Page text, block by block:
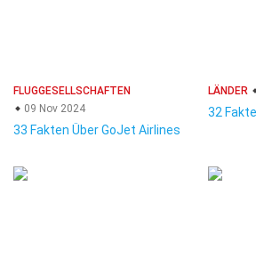
FLUGGESELLSCHAFTEN
09 Nov 2024
33 Fakten Über GoJet Airlines
LÄNDER
32